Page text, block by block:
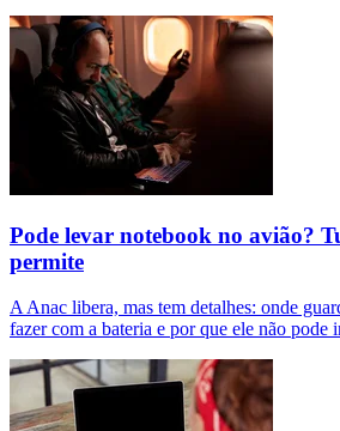
Pode levar notebook no avião?
permite
A Anac libera, mas tem detalhes: onde
fazer com a bateria e por que ele não pode